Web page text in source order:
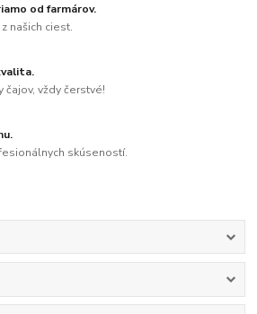
od farmárov.
našich ciest.
čajov, vždy čerstvé!
skúseností.